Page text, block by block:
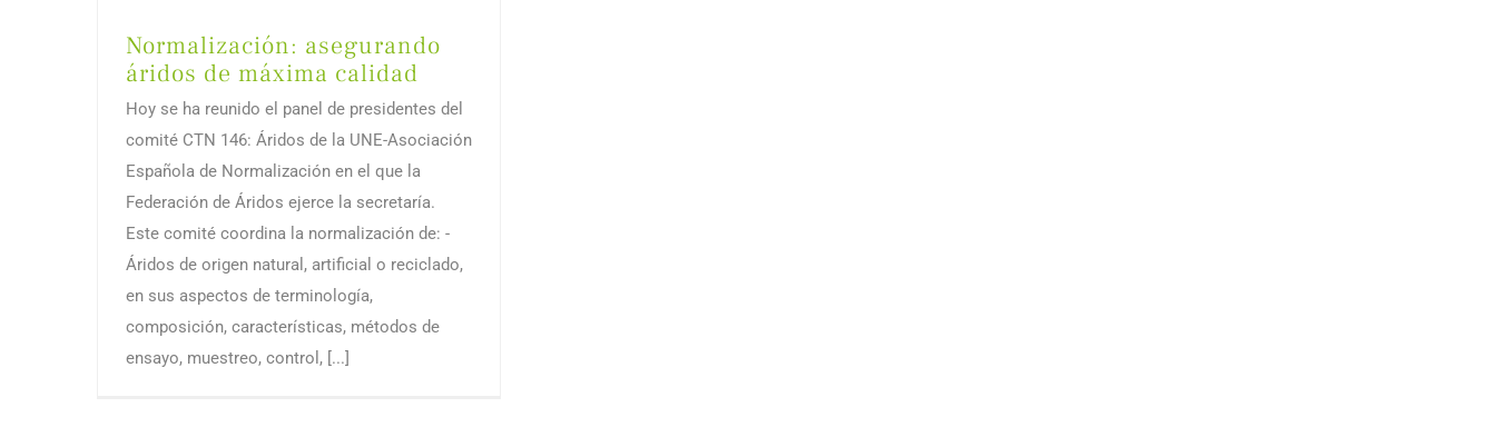
Normalización: asegurando
áridos de máxima calidad
Hoy se ha reunido el panel de presidentes del
comité CTN 146: Áridos de la UNE-Asociación
Española de Normalización en el que la
Federación de Áridos ejerce la secretaría.
Este comité coordina la normalización de: -
Áridos de origen natural, artificial o reciclado,
en sus aspectos de terminología,
composición, características, métodos de
ensayo, muestreo, control, [...]